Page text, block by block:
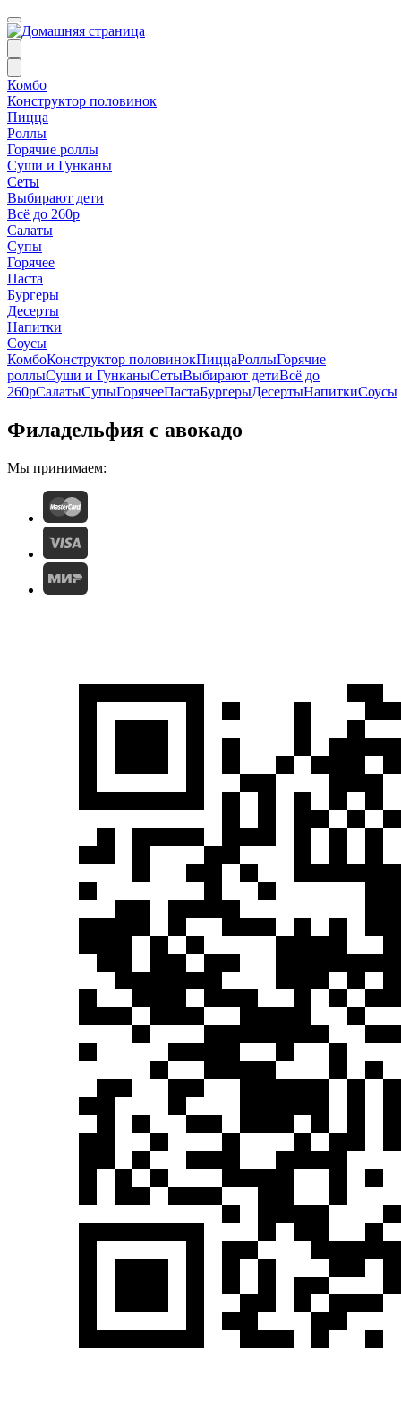
Комбо
Конструктор половинок
Пицца
Роллы
Горячие роллы
Суши и Гунканы
Сеты
Выбирают дети
Всё до 260р
Салаты
Супы
Горячее
Паста
Бургеры
Десерты
Напитки
Соусы
КомбоКонструктор половинокПиццаРоллыГорячие
роллыСуши и ГунканыСетыВыбирают детиВсё до
260рСалатыСупыГорячееПастаБургерыДесертыНапиткиСоусы
Филадельфия с авокадо
Мы принимаем: